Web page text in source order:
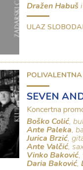
Dražen Habuš
ULAZ
SEVEN
Koncertna
Boško Colić,
Ante Paleka,
Jurica Brzić,
Ante Valčić,
Vinko Baković,
Daria Baković,